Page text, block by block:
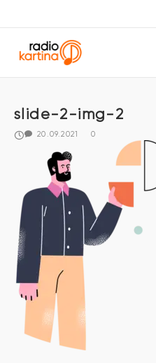
slide-2-img-2
20.09.2021 0